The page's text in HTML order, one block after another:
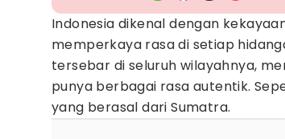
Indonesia dikenal dengan
memperkaya rasa di setiap
tersebar di seluruh wilayahnya,
punya berbagai rasa autentik.
yang berasal dari Sumatra.